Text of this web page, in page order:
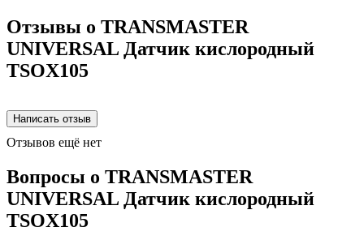
Отзывы о TRANSMASTER
UNIVERSAL Датчик кислородный
TSOX105
Отзывов ещё нет
Вопросы о TRANSMASTER
UNIVERSAL Датчик кислородный
TSOX105